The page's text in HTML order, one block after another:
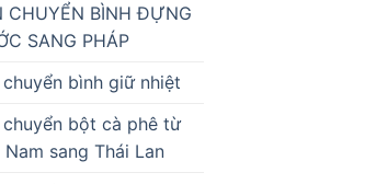
CHUYỂN BÌNH ĐỰNG
SANG PHÁP
chuyển bình giữ nhiệt
chuyển bột cà phê từ
sang Thái Lan